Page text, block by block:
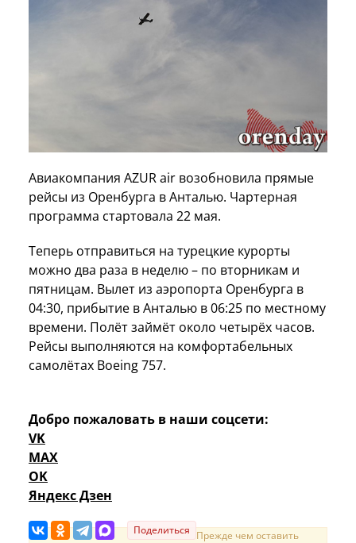
Авиакомпания AZUR air возобновила прямые
рейсы из Оренбурга в Анталью. Чартерная
программа стартовала 22 мая.
Теперь отправиться на турецкие курорты
можно два раза в неделю – по вторникам и
пятницам. Вылет из аэропорта Оренбурга в
04:30, прибытие в Анталью в 06:25 по местному
времени. Полёт займёт около четырёх часов.
Рейсы выполняются на комфортабельных
самолётах Boeing 757.
Добро пожаловать в наши соцсети:
VK
MAX
OK
Яндекс Дзен
Поделиться Прежде чем оставить